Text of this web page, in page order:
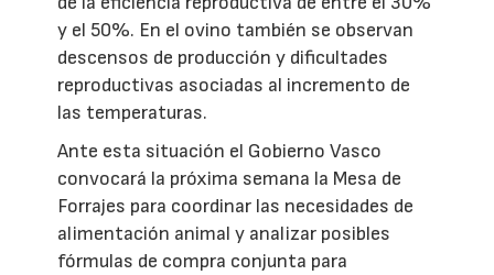
y el 50%. En el ovino también se observan
descensos de producción y dificultades
reproductivas asociadas al incremento de
las temperaturas.
Ante esta situación el Gobierno Vasco
convocará la próxima semana la Mesa de
Forrajes para coordinar las necesidades de
alimentación animal y analizar posibles
fórmulas de compra conjunta para